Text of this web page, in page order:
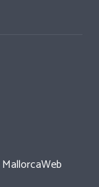
MallorcaWeb